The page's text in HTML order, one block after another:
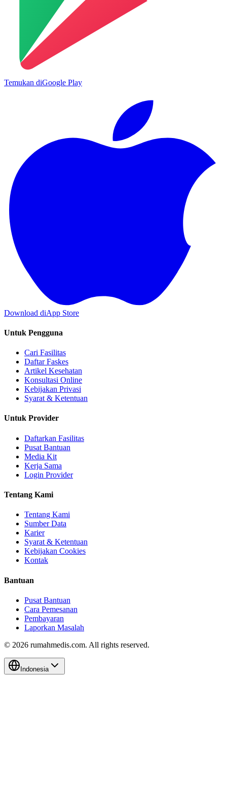
Temukan diGoogle Play
Download diApp Store
Untuk Pengguna
Cari Fasilitas
Daftar Faskes
Artikel Kesehatan
Konsultasi Online
Kebijakan Privasi
Syarat & Ketentuan
Untuk Provider
Daftarkan Fasilitas
Pusat Bantuan
Media Kit
Kerja Sama
Login Provider
Tentang Kami
Tentang Kami
Sumber Data
Karier
Syarat & Ketentuan
Kebijakan Cookies
Kontak
Bantuan
Pusat Bantuan
Cara Pemesanan
Pembayaran
Laporkan Masalah
© 2026 rumahmedis.com. All rights reserved.
Indonesia